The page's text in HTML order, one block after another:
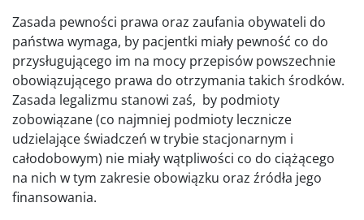
Zasada pewności prawa oraz zaufania obywateli do
państwa wymaga, by pacjentki miały pewność co do
przysługującego im na mocy przepisów powszechnie
obowiązującego prawa do otrzymania takich środków.
Zasada legalizmu stanowi zaś, by podmioty
zobowiązane (co najmniej podmioty lecznicze
udzielające świadczeń w trybie stacjonarnym i
całodobowym) nie miały wątpliwości co do ciążącego
na nich w tym zakresie obowiązku oraz źródła jego
finansowania.